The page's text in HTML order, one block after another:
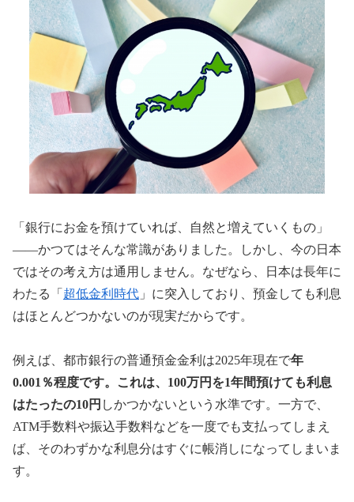
「銀行にお金を預けていれば、自然と増えていくもの」
――かつてはそんな常識がありました。しかし、今の日本
ではその考え方は通用しません。なぜなら、日本は長年に
わたる「 超低金利時代 」に突入しており、預金しても利息
はほとんどつかないのが現実だからです。
例えば、都市銀行の普通預金金利は2025年現在で年
0.001％程度です。これは、100万円を1年間預けても利息
はたったの10円 しかつかないという水準です。一方で、
ATM手数料や振込手数料などを一度でも支払ってしまえ
ば、そのわずかな利息分はすぐに帳消しになってしまいま
す。